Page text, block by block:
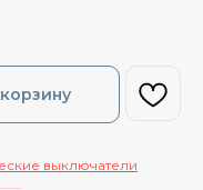
выключатели